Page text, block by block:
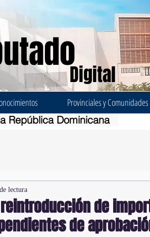
Digital
Provinciales y Comunidades
República Dominicana
de
de
lectura